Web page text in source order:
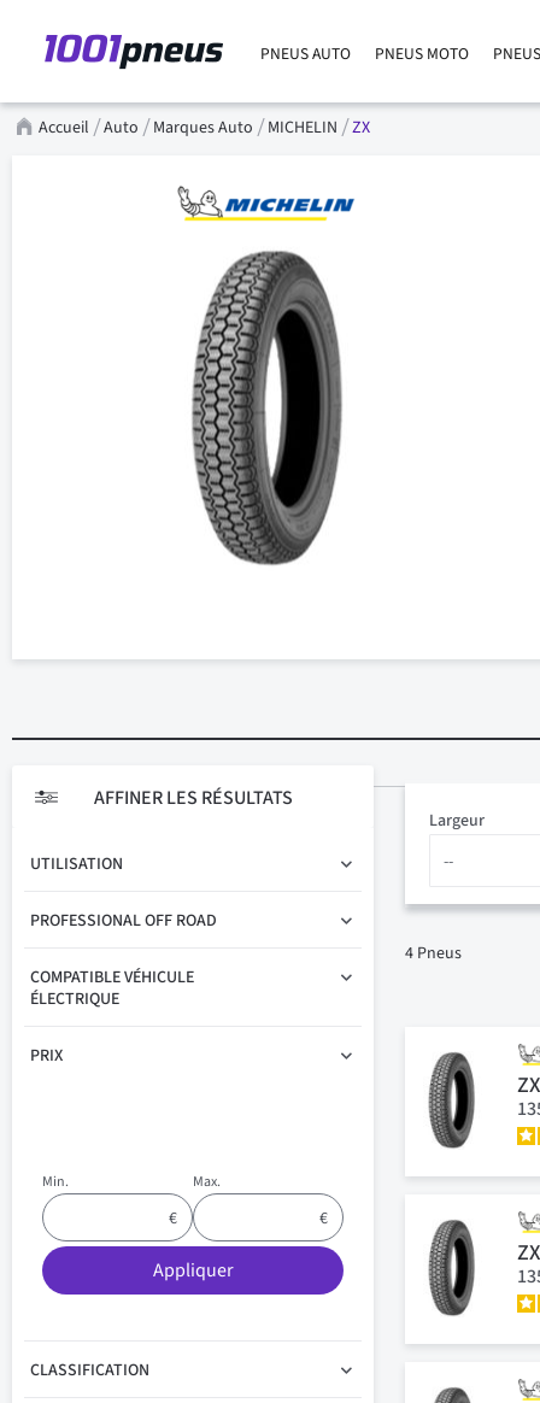
PNEUS AUTO PNEUS MOTO
Accueil Auto Marques Auto MICHELIN ZX
Largeur
4 Pneus
ZX
ZX
AFFINER LES RÉSULTATS
UTILISATION
PROFESSIONAL OFF ROAD
COMPATIBLE VÉHICULE
ÉLECTRIQUE
PRIX
Min. Max.
Appliquer
CLASSIFICATION